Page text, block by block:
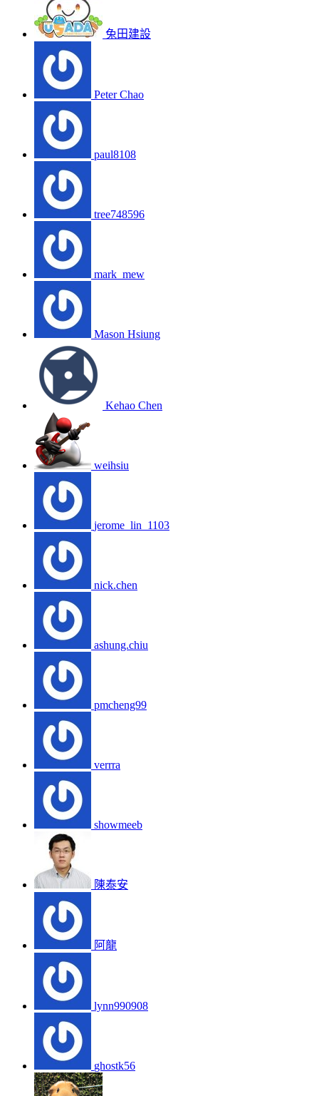
兔田建設
Peter Chao
paul8108
tree748596
mark_mew
Mason Hsiung
Kehao Chen
weihsiu
jerome_lin_1103
nick.chen
ashung.chiu
pmcheng99
verrra
showmeeb
陳泰安
阿龍
lynn990908
ghostk56